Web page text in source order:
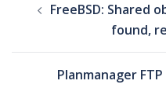
FreeBSD: Shared
found,
Planmanager